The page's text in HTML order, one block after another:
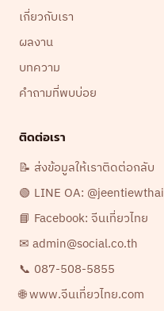
เกี่ยวกับเรา
ผลงาน
บทความ
คำถามที่พบบ่อย
ติดต่อเรา
📝 ส่งข้อมูลให้เราติดต่อกลับ
🟢 LINE OA: @jeentiewthai
📘 Facebook: จีนเที่ยวไทย
✉ admin@social.co.th
📞 087-508-5855
🌐 www.จีนเที่ยวไทย.com